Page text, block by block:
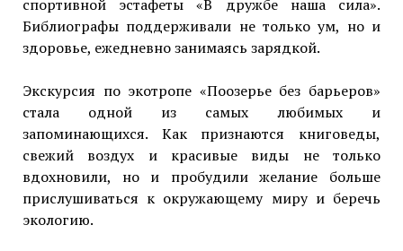
спортивной эстафеты «В дружбе наша сила».
Библиографы поддерживали не только ум, но и
здоровье, ежедневно занимаясь зарядкой.
Экскурсия по экотропе «Поозерье без барьеров»
стала одной из самых любимых и
запоминающихся. Как признаются книговеды,
свежий воздух и красивые виды не только
вдохновили, но и пробудили желание больше
прислушиваться к окружающему миру и беречь
экологию.